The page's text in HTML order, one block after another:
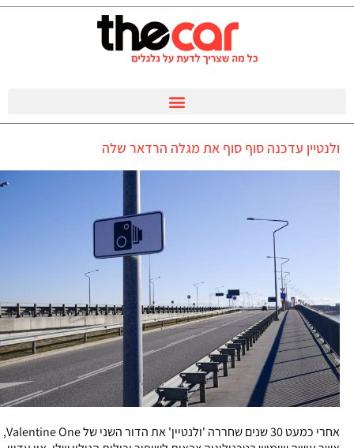
ולנטיין עדכנה סוף סוף את מגלה הרדאר שלה
אחרי כמעט 30 שנים שחררה 'ולנטיין' את הדור השני של Valentine One,